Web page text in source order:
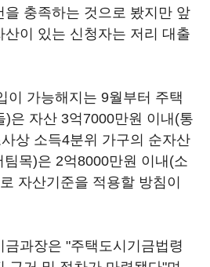
을 충족하는 것으로 봤지만 앞
이 있는 신청자는 저리 대출
이 가능해지는 9월부터 주택
)은 자산 3억7000만원 이내(통
상 소득4분위 가구의 순자산
목)은 2억8000만원 이내(소
자산기준을 적용할 방침이
과장은 "주택도시기금법령